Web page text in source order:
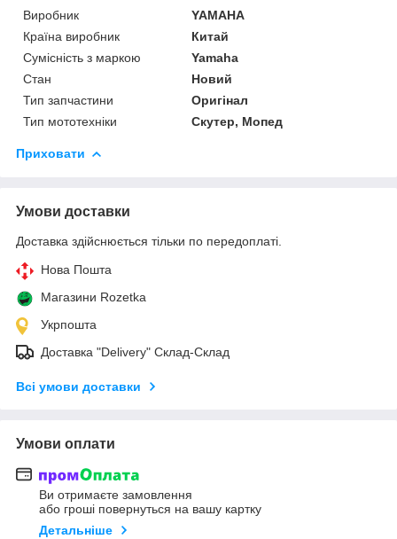
Виробник
YAMAHA
Країна виробник
Китай
Сумісність з маркою
Yamaha
Стан
Новий
Тип запчастини
Оригінал
Тип мототехніки
Скутер, Мопед
Приховати
Умови доставки
Доставка здійснюється тільки по передоплаті.
Нова Пошта
Магазини Rozetka
Укрпошта
Доставка "Delivery" Склад-Склад
Всі умови доставки
Умови оплати
Ви отримаєте замовлення
або гроші повернуться на вашу картку
Детальніше